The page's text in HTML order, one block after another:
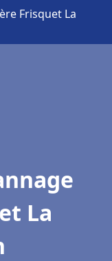
Frisquet La
La